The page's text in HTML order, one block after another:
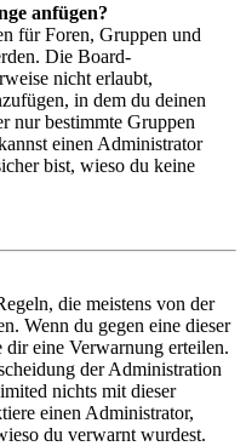
anfügen?
für Foren, Gruppen und
Die Board-
nicht erlaubt,
in dem du deinen
nur bestimmte Gruppen
einen Administrator
bist, wieso du keine
die meistens von der
Wenn du gegen eine dieser
dir eine Verwarnung erteilen.
der Administration
nichts mit dieser
einen Administrator,
du verwarnt wurdest.